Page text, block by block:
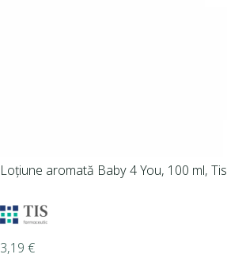
Loțiune aromată Baby 4 You, 100 ml, Tis
3,19 €